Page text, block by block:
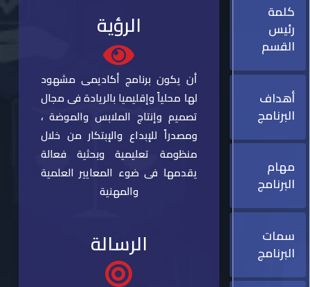
كلمة
رئيس
القسم
أهداف
البرنامج
مهام
البرنامج
سمات
البرنامج
الرؤية
أن يكون برنامج أكاديمى مشهود
لها محلياً وإقليميا بالريادة فى مجال
تصميم وإنتاج الملابس والموضة ،
ومصدراً للإبداع والإبتكار من خلال
منظومة تعليمية وبحثية فعالة
يقدمها فى ضوء المعايير العلمية
والمهنية
الرسالة